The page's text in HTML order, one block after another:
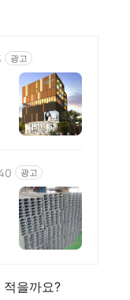
광고
광고
을까요?